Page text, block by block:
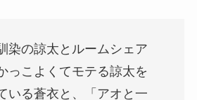
染の諒太とルームシェア
っこよくてモテる諒太を
いる蒼衣と、「アオと一